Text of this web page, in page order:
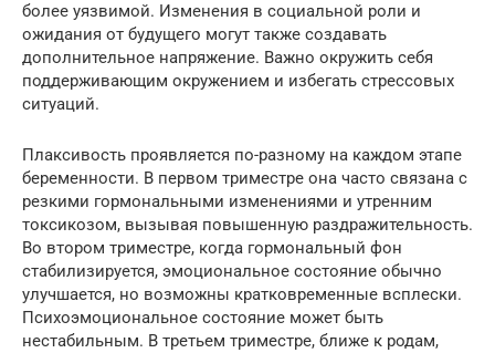
более уязвимой. Изменения в социальной роли и
ожидания от будущего могут также создавать
дополнительное напряжение. Важно окружить себя
поддерживающим окружением и избегать стрессовых
ситуаций.
Плаксивость проявляется по-разному на каждом этапе
беременности. В первом триместре она часто связана с
резкими гормональными изменениями и утренним
токсикозом, вызывая повышенную раздражительность.
Во втором триместре, когда гормональный фон
стабилизируется, эмоциональное состояние обычно
улучшается, но возможны кратковременные всплески.
Психоэмоциональное состояние может быть
нестабильным. В третьем триместре, ближе к родам,